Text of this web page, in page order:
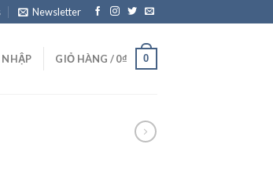
Newsletter
GIỎ HÀNG /0₫ 0